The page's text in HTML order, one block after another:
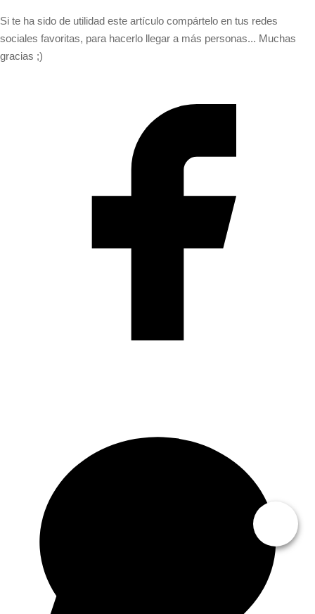
Si te ha sido de utilidad este artículo compártelo en tus redes
sociales favoritas, para hacerlo llegar a más personas... Muchas
gracias ;)